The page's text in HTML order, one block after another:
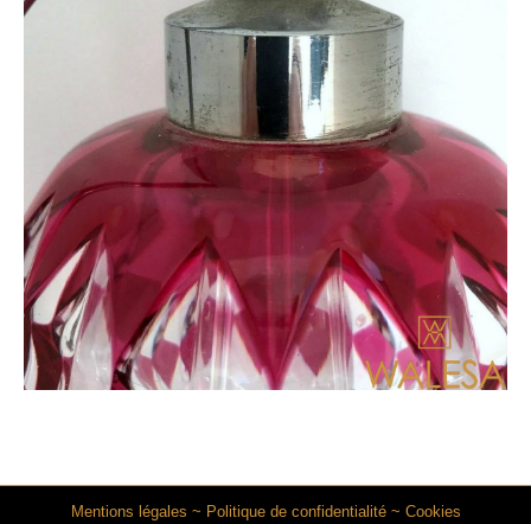
Mentions légales ~ Politique de confidentialité~ Cookies